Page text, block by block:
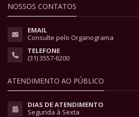
NOSSOS CONTATOS
EMAIL
Consulte pelo Organograma
TELEFONE
(31) 3557-6200
ATENDIMENTO AO PÚBLICO
DIAS DE ATENDIMENTO
Segunda à Sexta